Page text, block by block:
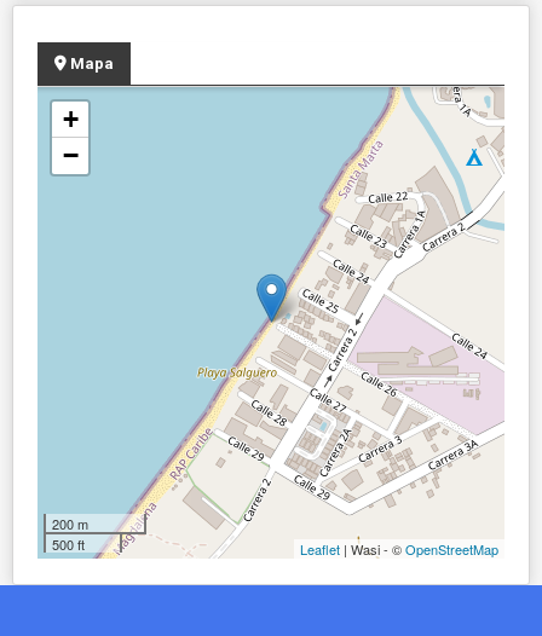
Mapa
+
−
200 m
500 ft
Leaflet | Wasi - ©OpenStreetMap